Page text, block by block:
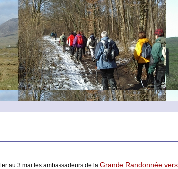
au 3 mai les ambassadeurs de la Grande Randonnée vers